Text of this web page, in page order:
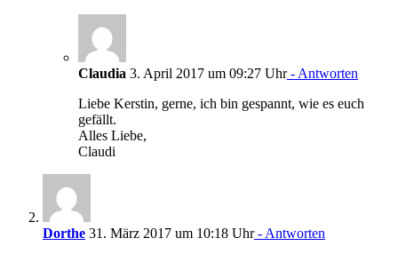
Claudia 3. April 2017 um 09:27 Uhr- Antworten
Liebe Kerstin, gerne, ich bin gespannt, wie es euch
gefällt.
Alles Liebe,
Claudi
Dorthe 31. März 2017 um 10:18 Uhr- Antworten